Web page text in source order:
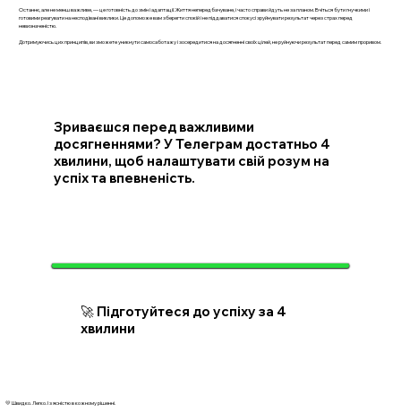
Останнє, але не менш важливе, — це готовність до змін і адаптації. Життя непередбачуване, і часто справи йдуть не за планом. Вчіться бути гнучкими і
готовими реагувати на несподівані виклики. Це допоможе вам зберегти спокій і не піддаватися спокусі зруйнувати результат через страх перед
невизначеністю.
Дотримуючись цих принципів, ви зможете уникнути самосаботажу і зосередитися на досягненні своїх цілей, не руйнуючи результат перед самим проривом.
Зриваєшся перед важливими
досягненнями? У Телеграм достатньо 4
хвилини, щоб налаштувати свій розум на
успіх та впевненість.
🚀 Підготуйтеся до успіху за 4
хвилини
💛 Швидко. Легко. І з ясністю в кожному рішенні.